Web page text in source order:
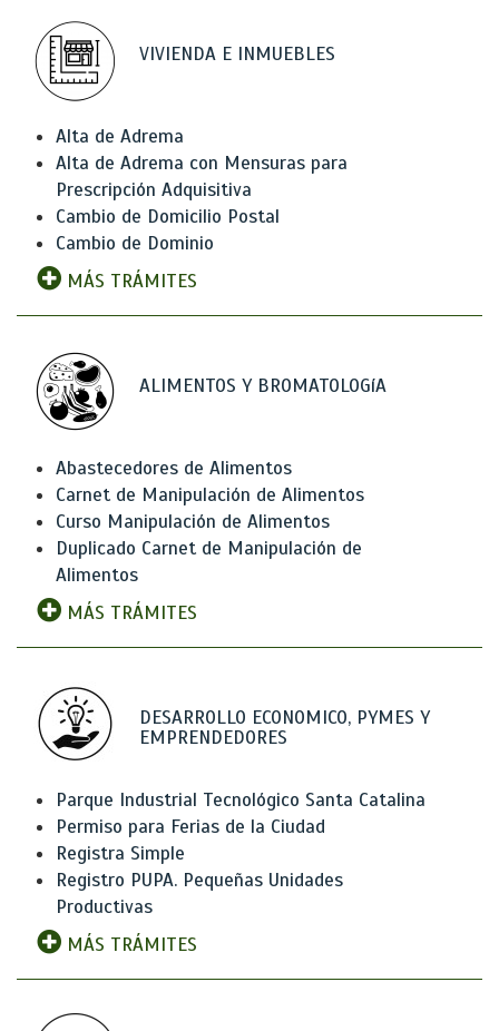
VIVIENDA E INMUEBLES
Alta de Adrema
Alta de Adrema con Mensuras para
Prescripción Adquisitiva
Cambio de Domicilio Postal
Cambio de Dominio
MÁS TRÁMITES
ALIMENTOS Y BROMATOLOGíA
Abastecedores de Alimentos
Carnet de Manipulación de Alimentos
Curso Manipulación de Alimentos
Duplicado Carnet de Manipulación de
Alimentos
MÁS TRÁMITES
DESARROLLO ECONOMICO, PYMES Y
EMPRENDEDORES
Parque Industrial Tecnológico Santa Catalina
Permiso para Ferias de la Ciudad
Registra Simple
Registro PUPA. Pequeñas Unidades
Productivas
MÁS TRÁMITES